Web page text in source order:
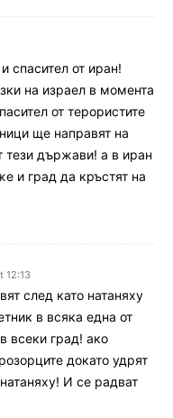
спасител от иран!
на израел в момента
от терористите
ще направят на
тези държави! а в иран
и град да кръстят на
12:13
след като натаняху
в всяка една от
всеки град! ако
докато удрят
И се радват